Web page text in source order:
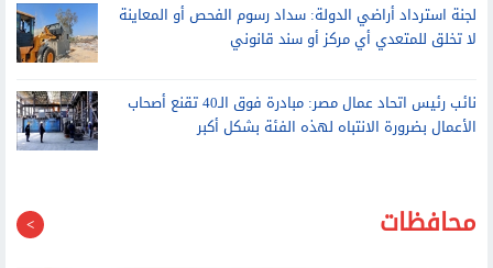
لجنة استرداد أراضي الدولة: سداد رسوم الفحص أو المعاينة
لا تخلق للمتعدي أي مركز أو سند قانوني
نائب رئيس اتحاد عمال مصر: مبادرة فوق الـ40 تقنع أصحاب
الأعمال بضرورة الانتباه لهذه الفئة بشكل أكبر
محافظات